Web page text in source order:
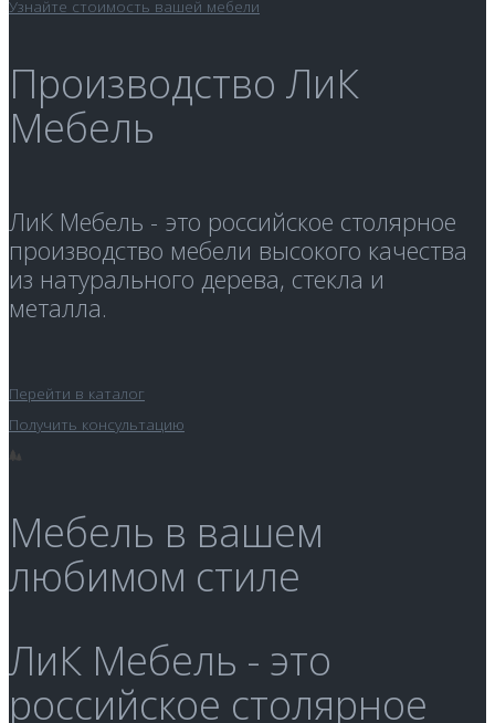
Узнайте стоимость вашей мебели
Производство ЛиК
Мебель
ЛиК Мебель - это российское столярное
производство мебели высокого качества
из натурального дерева, стекла и
металла.
Перейти в каталог
Получить консультацию
Мебель в вашем
любимом стиле
ЛиК Мебель - это
российское столярное